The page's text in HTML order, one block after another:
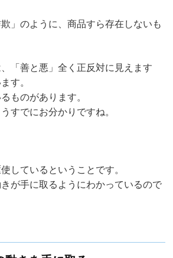
」のように、商品すら存在しないも
「善と悪」全く正反対に見えます
す。
ものがあります。
すでにお分かりですね。
しているということです。
が手に取るようにわかっているので